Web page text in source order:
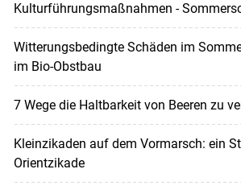
Kulturführungsmaßnahmen -
Witterungsbedingte Schäden im
im Bio-Obstbau
7 Wege die Haltbarkeit von Beeren zu
Kleinzikaden auf dem Vormarsch: ein
Orientzikade